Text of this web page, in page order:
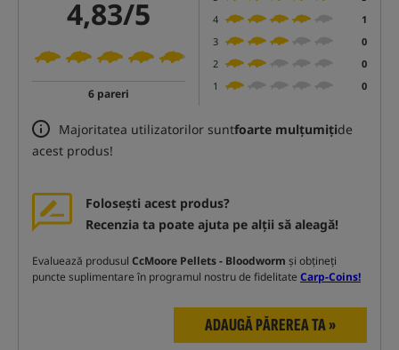
4,83/5
6 pareri
4
1
3
0
2
0
1
0
Majoritatea utilizatorilor suntfoarte mulțumițide
acest produs!
Folosești acest produs?
Recenzia ta poate ajuta pe alții să aleagă!
Evaluează produsul CcMoore Pellets - Bloodworm și obțineți
puncte suplimentare în programul nostru de fidelitate Carp-Coins!
ADAUGĂ PĂREREA TA »